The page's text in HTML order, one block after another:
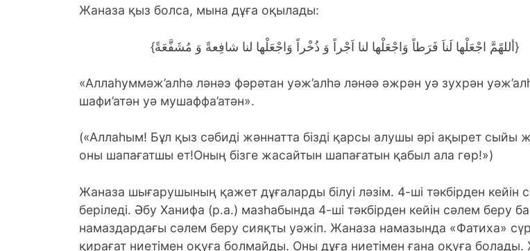
Жаназа қыз болса, мына дұға оқылады:
{أللهًمَّ اجْعَلْها لَناَ فَرَطاً وَاجْعَلْها لنا اَجْراً وَ ذُخْراً وَاجْعَلْها لنا شافِعةً وَ مُشَفَّعَةً}
«Аллаһуммәж’алһә ләнәэ фәрәтан уәж’алһә ләнәә әжрән уә зухрән
шафи’атән уә мушаффа’атән».
(«Аллаһым! Бұл қыз сәбиді жәннатта бізді қарсы алушы әрі ақырет сыйы
оны шапағатшы ет!Оның бізге жасайтын шапағатын қабыл ала гөр!»)
Жаназа шығарушының қажет дұғаларды бiлуі ләзім. 4-шi тәкбірден кейiн
берiледi. Әбу Ханифа (р.а.) мазһабында 4-ші тәкбірден кейін сәлем беру
намаздардағы сәлем беру сияқты уәжіп. Жаназа намазында «Фатиха»
қирағат ниетімен оқуға болмайды. Оны дұға ниетімен ғана оқуға болады.